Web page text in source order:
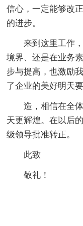
信心，一定能够改
的进步。
来到这里工作
境界、还是在业务
步与提高，也激励
了企业的美好明天
造，相信在全
天更辉煌。在以后
级领导批准转正。
此致
敬礼！